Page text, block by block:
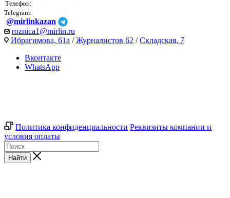
Телефон:
Telegram:
@mirlinkazan
roznica1@mirlin.ru
Ибрагимова, 61а /Журналистов 62 /Складская, 7
Вконтакте
WhatsApp
Политика конфиденциальности Реквизиты компании и
условия оплаты
Найти